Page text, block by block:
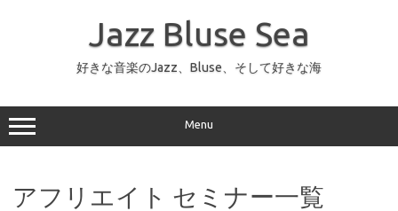
ッ
プ
Jazz Bluse Sea
好きな音楽のJazz、Bluse、そして好きな海
Menu
アフリエイト セミナー一覧